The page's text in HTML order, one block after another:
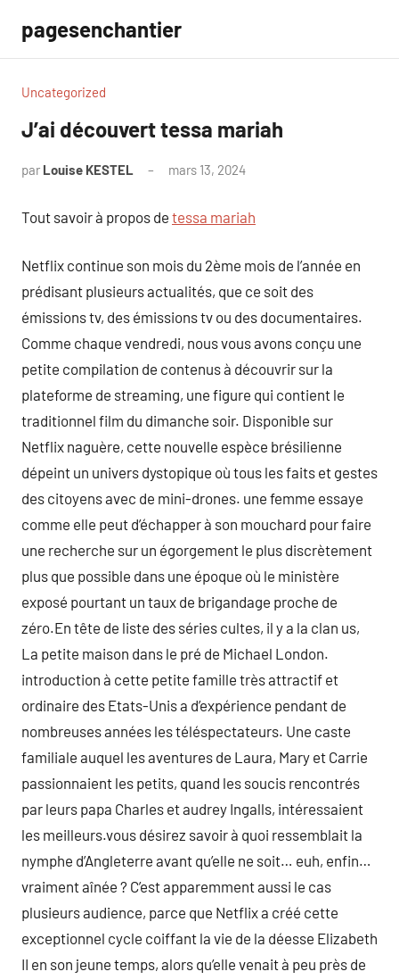
contenu
pagesenchantier
Uncategorized
J’ai découvert tessa mariah
par Louise KESTEL mars 13, 2024
Tout savoir à propos de tessa mariah
Netflix continue son mois du 2ème mois de l’année en
prédisant plusieurs actualités, que ce soit des
émissions tv, des émissions tv ou des documentaires.
Comme chaque vendredi, nous vous avons conçu une
petite compilation de contenus à découvrir sur la
plateforme de streaming, une figure qui contient le
traditionnel film du dimanche soir. Disponible sur
Netflix naguère, cette nouvelle espèce brésilienne
dépeint un univers dystopique où tous les faits et gestes
des citoyens avec de mini-drones. une femme essaye
comme elle peut d’échapper à son mouchard pour faire
une recherche sur un égorgement le plus discrètement
plus que possible dans une époque où le ministère
exposé pourtant un taux de brigandage proche de
zéro.En tête de liste des séries cultes, il y a la clan us,
La petite maison dans le pré de Michael London.
introduction à cette petite famille très attractif et
ordinaire des Etats-Unis a d’expérience pendant de
nombreuses années les téléspectateurs. Une caste
familiale auquel les aventures de Laura, Mary et Carrie
passionnaient les petits, quand les soucis rencontrés
par leurs papa Charles et audrey Ingalls, intéressaient
les meilleurs.vous désirez savoir à quoi ressemblait la
nymphe d’Angleterre avant qu’elle ne soit… euh, enfin…
vraiment aînée ? C’est apparemment aussi le cas
plusieurs audience, parce que Netflix a créé cette
exceptionnel cycle coiffant la vie de la déesse Elizabeth
II en son jeune temps, alors qu’elle venait à peu près de